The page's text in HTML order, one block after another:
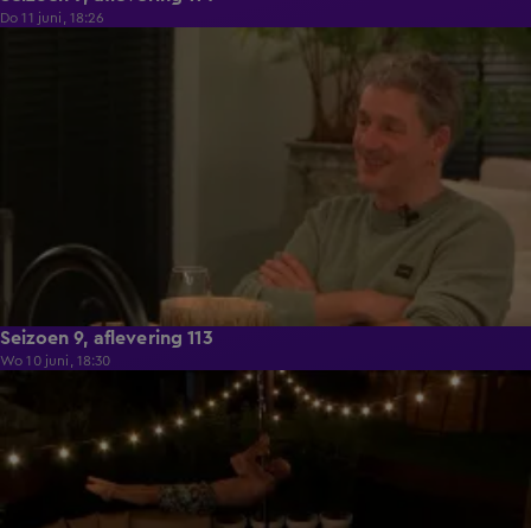
Do 11 juni, 18:26
Seizoen 9, aflevering 113
Wo 10 juni, 18:30
21:50